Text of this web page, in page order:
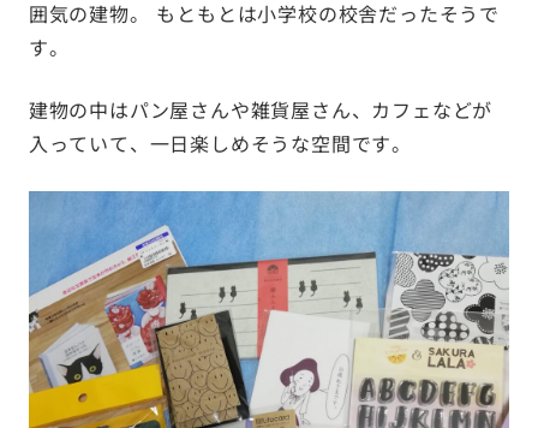
囲気の建物。 もともとは小学校の校舎だったそうで
す。
建物の中はパン屋さんや雑貨屋さん、カフェなどが
入っていて、一日楽しめそうな空間です。